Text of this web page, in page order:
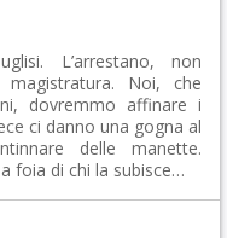
L’arrestano, non
Noi, che
dovremmo affinare i
ci danno una gogna al
delle manette.
foia di chi la subisce…